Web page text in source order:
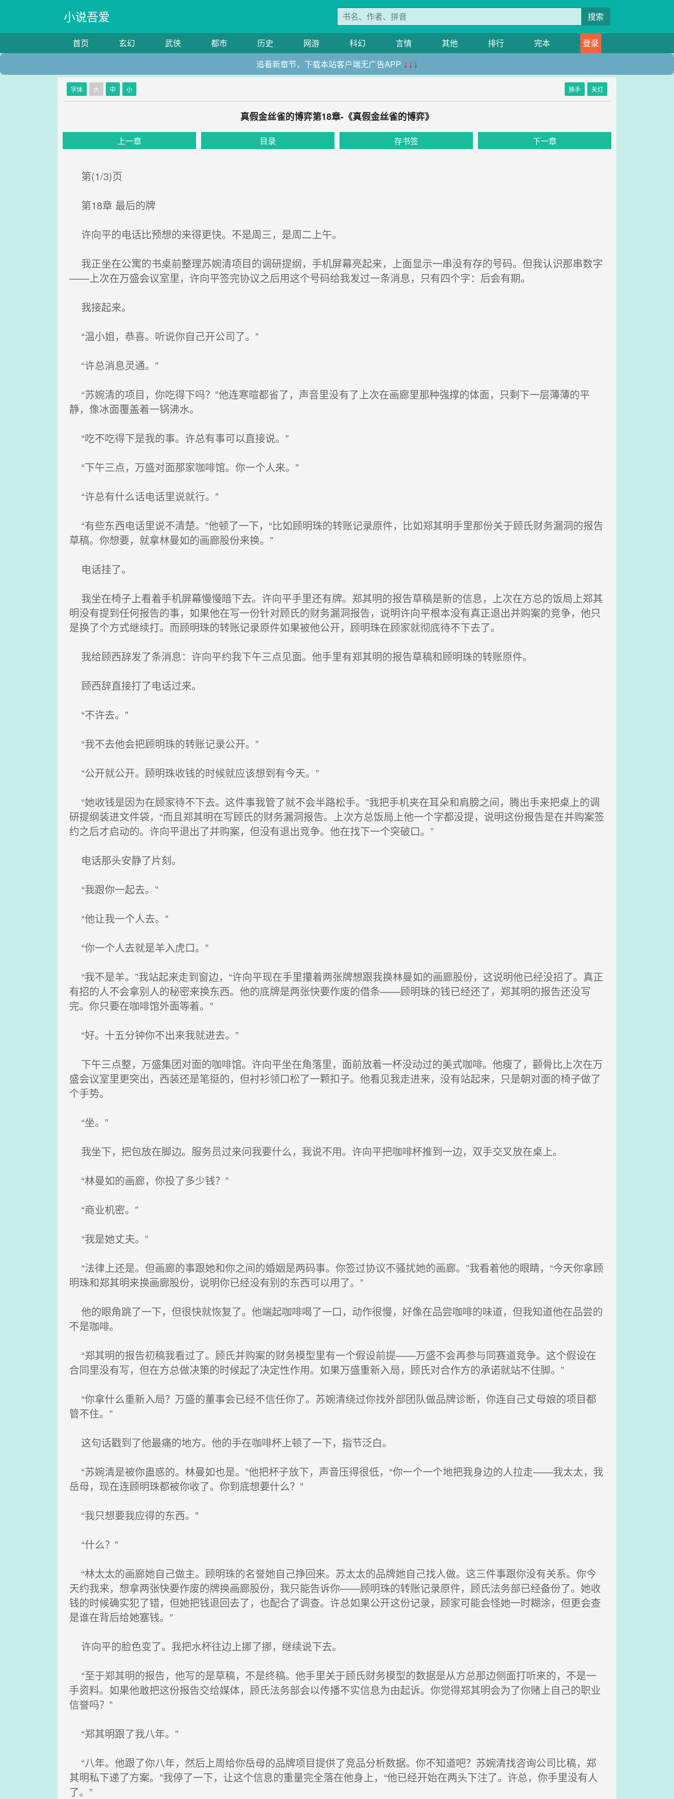
小说吾爱 搜索
首页 玄幻 武侠 都市 历史 网游 科幻 言情 其他 排行 完本
登录
追看新章节，下载本站客户端无广告APP ↓↓↓
字体 大 中 小 换手 关灯
真假金丝雀的博弈第18章-《真假金丝雀的博弈》
上一章 目录 存书签 下一章
第(1/3)页
第18章 最后的牌
许向平的电话比预想的来得更快。不是周三，是周二上午。
我正坐在公寓的书桌前整理苏婉清项目的调研提纲，手机屏幕亮起来，上面显示一串没有存的号码。但我认识那串数字
——上次在万盛会议室里，许向平签完协议之后用这个号码给我发过一条消息，只有四个字：后会有期。
我接起来。
“温小姐，恭喜。听说你自己开公司了。”
“许总消息灵通。”
“苏婉清的项目，你吃得下吗？”他连寒暄都省了，声音里没有了上次在画廊里那种强撑的体面，只剩下一层薄薄的平
静，像冰面覆盖着一锅沸水。
“吃不吃得下是我的事。许总有事可以直接说。”
“下午三点，万盛对面那家咖啡馆。你一个人来。”
“许总有什么话电话里说就行。”
“有些东西电话里说不清楚。”他顿了一下，“比如顾明珠的转账记录原件，比如郑其明手里那份关于顾氏财务漏洞的报告
草稿。你想要，就拿林曼如的画廊股份来换。”
电话挂了。
我坐在椅子上看着手机屏幕慢慢暗下去。许向平手里还有牌。郑其明的报告草稿是新的信息，上次在方总的饭局上郑其
明没有提到任何报告的事，如果他在写一份针对顾氏的财务漏洞报告，说明许向平根本没有真正退出并购案的竞争，他只
是换了个方式继续打。而顾明珠的转账记录原件如果被他公开，顾明珠在顾家就彻底待不下去了。
我给顾西辞发了条消息：许向平约我下午三点见面。他手里有郑其明的报告草稿和顾明珠的转账原件。
顾西辞直接打了电话过来。
“不许去。”
“我不去他会把顾明珠的转账记录公开。”
“公开就公开。顾明珠收钱的时候就应该想到有今天。”
“她收钱是因为在顾家待不下去。这件事我管了就不会半路松手。”我把手机夹在耳朵和肩膀之间，腾出手来把桌上的调
研提纲装进文件袋，“而且郑其明在写顾氏的财务漏洞报告。上次方总饭局上他一个字都没提，说明这份报告是在并购案签
约之后才启动的。许向平退出了并购案，但没有退出竞争。他在找下一个突破口。”
电话那头安静了片刻。
“我跟你一起去。”
“他让我一个人去。”
“你一个人去就是羊入虎口。”
“我不是羊。”我站起来走到窗边，“许向平现在手里攥着两张牌想跟我换林曼如的画廊股份，这说明他已经没招了。真正
有招的人不会拿别人的秘密来换东西。他的底牌是两张快要作废的借条——顾明珠的钱已经还了，郑其明的报告还没写
完。你只要在咖啡馆外面等着。”
“好。十五分钟你不出来我就进去。”
下午三点整，万盛集团对面的咖啡馆。许向平坐在角落里，面前放着一杯没动过的美式咖啡。他瘦了，颧骨比上次在万
盛会议室里更突出，西装还是笔挺的，但衬衫领口松了一颗扣子。他看见我走进来，没有站起来，只是朝对面的椅子做了
个手势。
“坐。”
我坐下，把包放在脚边。服务员过来问我要什么，我说不用。许向平把咖啡杯推到一边，双手交叉放在桌上。
“林曼如的画廊，你投了多少钱？”
“商业机密。”
“我是她丈夫。”
“法律上还是。但画廊的事跟她和你之间的婚姻是两码事。你签过协议不骚扰她的画廊。”我看着他的眼睛，“今天你拿顾
明珠和郑其明来换画廊股份，说明你已经没有别的东西可以用了。”
他的眼角跳了一下，但很快就恢复了。他端起咖啡喝了一口，动作很慢，好像在品尝咖啡的味道，但我知道他在品尝的
不是咖啡。
“郑其明的报告初稿我看过了。顾氏并购案的财务模型里有一个假设前提——万盛不会再参与同赛道竞争。这个假设在
合同里没有写，但在方总做决策的时候起了决定性作用。如果万盛重新入局，顾氏对合作方的承诺就站不住脚。”
“你拿什么重新入局？万盛的董事会已经不信任你了。苏婉清绕过你找外部团队做品牌诊断，你连自己丈母娘的项目都
管不住。”
这句话戳到了他最痛的地方。他的手在咖啡杯上顿了一下，指节泛白。
“苏婉清是被你蛊惑的。林曼如也是。”他把杯子放下，声音压得很低，“你一个一个地把我身边的人拉走——我太太，我
岳母，现在连顾明珠都被你收了。你到底想要什么？”
“我只想要我应得的东西。”
“什么？”
“林太太的画廊她自己做主。顾明珠的名誉她自己挣回来。苏太太的品牌她自己找人做。这三件事跟你没有关系。你今
天约我来，想拿两张快要作废的牌换画廊股份，我只能告诉你——顾明珠的转账记录原件，顾氏法务部已经备份了。她收
钱的时候确实犯了错，但她把钱退回去了，也配合了调查。许总如果公开这份记录，顾家可能会怪她一时糊涂，但更会查
是谁在背后给她塞钱。”
许向平的脸色变了。我把水杯往边上挪了挪，继续说下去。
“至于郑其明的报告，他写的是草稿，不是终稿。他手里关于顾氏财务模型的数据是从方总那边侧面打听来的，不是一
手资料。如果他敢把这份报告交给媒体，顾氏法务部会以传播不实信息为由起诉。你觉得郑其明会为了你赌上自己的职业
信誉吗？”
“郑其明跟了我八年。”
“八年。他跟了你八年，然后上周给你岳母的品牌项目提供了竞品分析数据。你不知道吧？苏婉清找咨询公司比稿，郑
其明私下递了方案。”我停了一下，让这个信息的重量完全落在他身上，“他已经开始在两头下注了。许总，你手里没有人
了。”